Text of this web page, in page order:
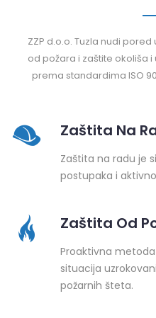
ZZP d.o.o. Tuzla nudi
od požara i zaštite okoliša
prema standardima ISO
Zaštita Na
Zaštita na radu je
postupaka i
Zaštita Od
Proaktivna
situacija
požarnih šteta.